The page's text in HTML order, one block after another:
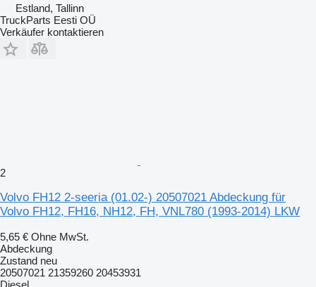
Estland, Tallinn
TruckParts Eesti OÜ
Verkäufer kontaktieren
2
Volvo FH12 2-seeria (01.02-) 20507021 Abdeckung für
Volvo FH12, FH16, NH12, FH, VNL780 (1993-2014) LKW
5,65 € Ohne MwSt.
Abdeckung
Zustand neu
20507021 21359260 20453931
Diesel